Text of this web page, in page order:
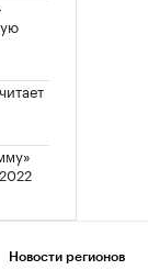
Новости регионов